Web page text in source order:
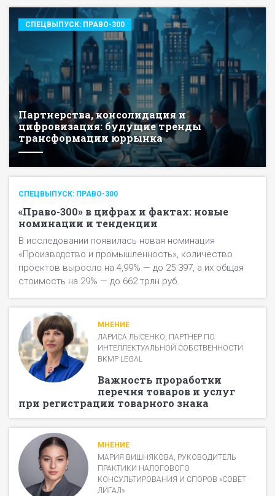
СПЕЦВЫПУСК: ПРАВО-300
Партнерства, консолидация и
цифровизация: будущие тренды
трансформации юррынка
СПЕЦВЫПУСК: ПРАВО-300
«Право-300» в цифрах и фактах: новые
номинации и тенденции
В исследовании появилась новая номинация
«Производство и промышленность», количество
проектов выросло на 4,99% — до 25 397, а их общая
стоимость на 29% — до 662 трлн руб.
МНЕНИЕ
ЛАРИСА ЛЫСЕНКО, ПАРТНЕР ПО
ИНТЕЛЛЕКТУАЛЬНОЙ СОБСТВЕННОСТИ
BKMP LEGAL
Важность проработки
перечня товаров и услуг
при регистрации товарного знака
МНЕНИЕ
МАРИЯ ВИШНЯКОВА, РУКОВОДИТЕЛЬ
ПРАКТИКИ НАЛОГОВОГО
КОНСУЛЬТИРОВАНИЯ И СПОРОВ «СОВЕТ
ЛИГАЛ»